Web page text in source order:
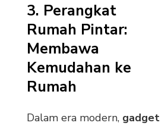
3. Perangkat
Rumah Pintar:
Membawa
Kemudahan ke
Rumah
Dalam era modern, gadget